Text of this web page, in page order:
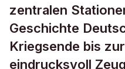
zentralen
Geschichte
Kriegsende bis
eindrucksvoll